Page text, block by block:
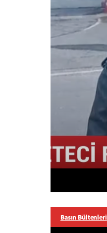
Basın Bültenleri